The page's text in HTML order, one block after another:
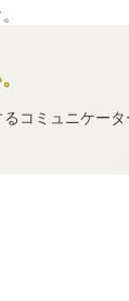
コミュニケー